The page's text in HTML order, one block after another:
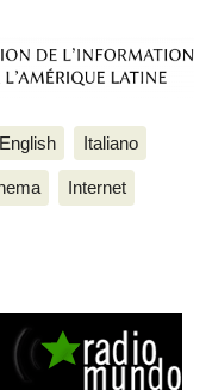
English Italiano
Internet